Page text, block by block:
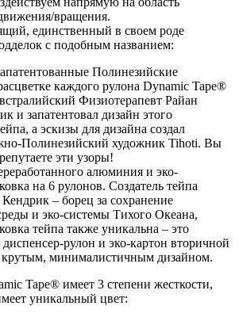
вращения.
единственный в своем роде
с подобным названием:
Полинезийские
каждого рулона Dynamic Tape®
Физиотерапевт Райан
и запатентовал дизайн этого
а эскизы для дизайна создал
Полинезийский художник Tihoti. Вы
эти узоры!
алюминия и эко-
на 6 рулонов. Создатель тейпа
– борец за сохранение
и эко-системы Тихого Океана,
тейпа также уникальна – это
рулон и эко-картон вторичной
крутым, минималистичным дизайном.
Tape® имеет 3 степени жесткости,
уникальный цвет: